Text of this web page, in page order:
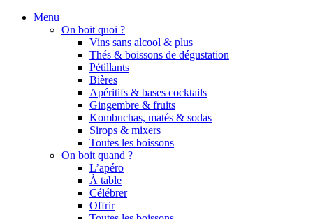
Menu
On boit quoi ?
Vins sans alcool & plus
Thés & boissons de dégustation
Pétillants
Bières
Apéritifs & bases cocktails
Gingembre & fruits
Kombuchas, matés & sodas
Sirops & mixers
Toutes les boissons
On boit quand ?
L’apéro
À table
Célébrer
Offrir